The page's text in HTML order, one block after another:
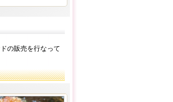
の販売を行なって